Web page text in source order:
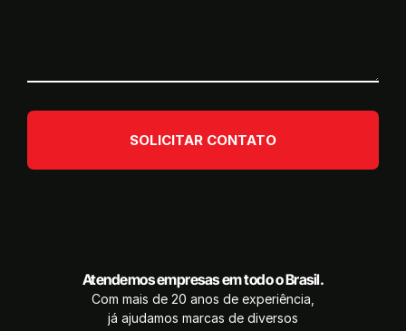
SOLICITAR CONTATO
Atendemos empresas em todo o Brasil.
Com mais de 20 anos de experiência,
já ajudamos marcas de diversos